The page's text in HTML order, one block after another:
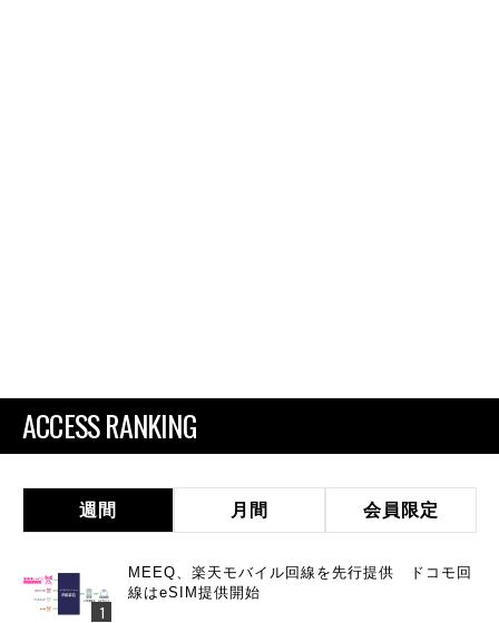
ACCESS RANKING
週間 月間 会員限定
MEEQ、楽天モバイル回線を先行提供 ドコモ回
線はeSIM提供開始